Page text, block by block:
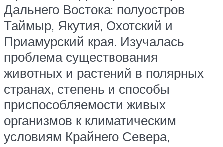
Дальнего Востока: полуостров
Таймыр, Якутия, Охотский и
Приамурский края. Изучалась
проблема существования
животных и растений в полярных
странах, степень и способы
приспособляемости живых
организмов к климатическим
условиям Крайнего Севера,